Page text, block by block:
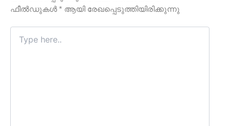
ഫീല്‍ഡുകള്‍ * ആയി രേഖപ്പെടുത്തിയിരിക്കുന്നു
here..